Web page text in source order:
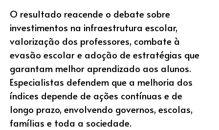
O resultado reacende o debate sobre
investimentos na infraestrutura escolar,
valorização dos professores, combate à
evasão escolar e adoção de estratégias que
garantam melhor aprendizado aos alunos.
Especialistas defendem que a melhoria dos
índices depende de ações contínuas e de
longo prazo, envolvendo governos, escolas,
famílias e toda a sociedade.